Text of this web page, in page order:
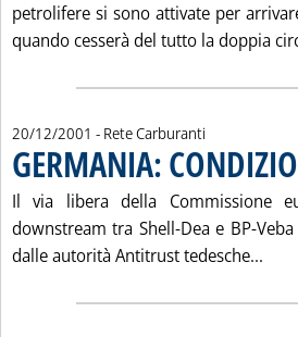
petrolifere si sono attivate per
quando cesserà del tutto la doppia
20/12/2001 - Rete Carburanti
GERMANIA:
Il via libera della Commissione
downstream tra Shell-Dea e BP-
dalle autorità Antitrust tedesche...